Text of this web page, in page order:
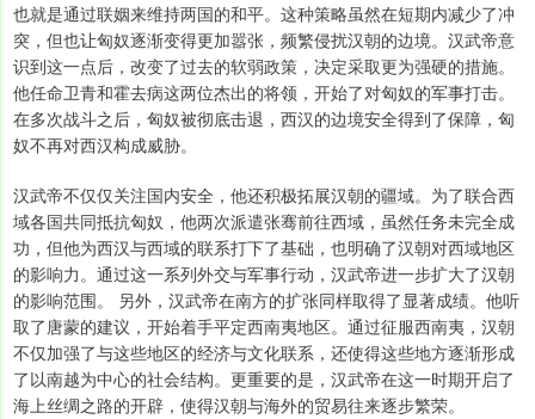
也就是通过联姻来维持两国的和平。这种策略虽然在短期内减少了冲
突，但也让匈奴逐渐变得更加嚣张，频繁侵扰汉朝的边境。汉武帝意
识到这一点后，改变了过去的软弱政策，决定采取更为强硬的措施。
他任命卫青和霍去病这两位杰出的将领，开始了对匈奴的军事打击。
在多次战斗之后，匈奴被彻底击退，西汉的边境安全得到了保障，匈
奴不再对西汉构成威胁。
汉武帝不仅仅关注国内安全，他还积极拓展汉朝的疆域。为了联合西
域各国共同抵抗匈奴，他两次派遣张骞前往西域，虽然任务未完全成
功，但他为西汉与西域的联系打下了基础，也明确了汉朝对西域地区
的影响力。通过这一系列外交与军事行动，汉武帝进一步扩大了汉朝
的影响范围。 另外，汉武帝在南方的扩张同样取得了显著成绩。他听
取了唐蒙的建议，开始着手平定西南夷地区。通过征服西南夷，汉朝
不仅加强了与这些地区的经济与文化联系，还使得这些地方逐渐形成
了以南越为中心的社会结构。更重要的是，汉武帝在这一时期开启了
海上丝绸之路的开辟，使得汉朝与海外的贸易往来逐步繁荣。